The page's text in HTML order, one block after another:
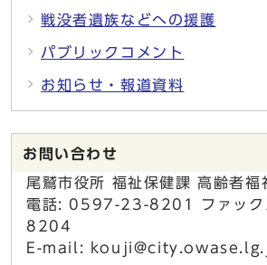
戦没者遺族などへの援護
パブリックコメント
お知らせ・報道資料
お問い合わせ
尾鷲市役所 福祉保健課 高齢者福
電話: 0597-23-8201 ファッ
8204
E-mail: